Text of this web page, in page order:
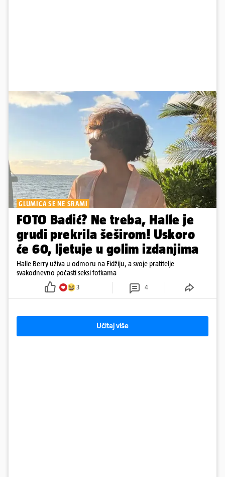
GLUMICA SE NE SRAMI
FOTO Badić? Ne treba, Halle je
grudi prekrila šeširom! Uskoro
će 60, ljetuje u golim izdanjima
Halle Berry uživa u odmoru na Fidžiju, a svoje pratitelje
svakodnevno počasti seksi fotkama
3 4
Učitaj više